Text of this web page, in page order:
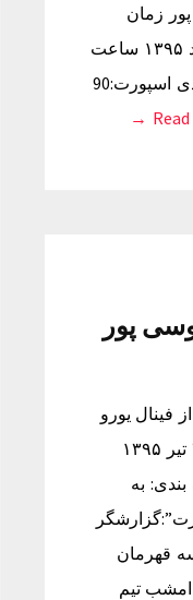
زمان
دریافت خبر: دوشنبه ۰۴ مرداد ۱۳۹۵ ساعت
۰۹:۴۰ منبع خبر: طبقه بندی: دی اسپورت:90
Read
پور
فینال یورو
زمان دریافت خبر: یکشنبه ۲۰ تیر ۱۳۹۵
بندی: به
قهرمان
تیم